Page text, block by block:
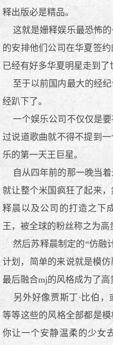
释出版必是精品。
这就是姗释娱乐最恐怖的
的安排他们公司在华夏签
已经有好多华夏明星走到了
至于以前国内最大的经纪
经趴下了。
一个娱乐公司不仅仅是要
过说道歌曲就不得不提到
乐的第一天王巨星。
自从四年前的那一晚当着
就让整个米国疯狂了起来
释晨以及公司的打造之下
王，被全球的粉丝称之为高
然后苏释晨制定的“仿融
计划，简单的来说就是模
最后融合mj的风格成为了高
另外好像贾斯丁·比伯，
等等这些的风格全部都是
你让一个安静温柔的少女